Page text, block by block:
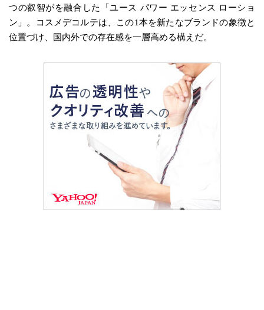
つの叡智がを融合した「ユース パワー エッセンス ローショ
ン」。コスメデコルテは、この1本を新たなブランドの象徴と
位置づけ、国内外での存在感を一層高める構えだ。